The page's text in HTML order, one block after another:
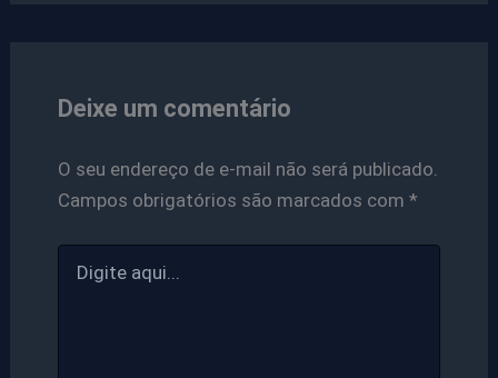
Deixe um comentário
O seu endereço de e-mail não será publicado.
Campos obrigatórios são marcados com *
aqui...